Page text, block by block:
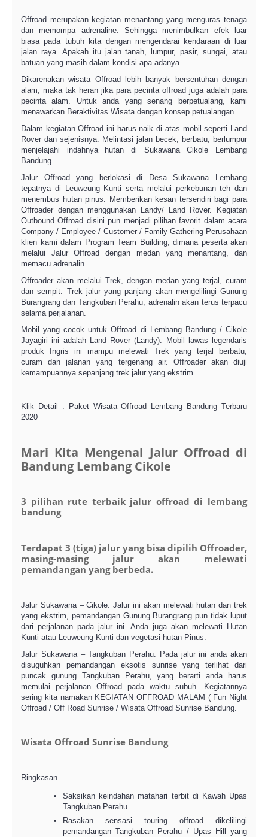
Offroad merupakan kegiatan menantang yang menguras tenaga
dan memompa adrenaline. Sehingga menimbulkan efek luar
biasa pada tubuh kita dengan mengendarai kendaraan di luar
jalan raya. Apakah itu jalan tanah, lumpur, pasir, sungai, atau
batuan yang masih dalam kondisi apa adanya.
Dikarenakan wisata Offroad lebih banyak bersentuhan dengan
alam, maka tak heran jika para pecinta offroad juga adalah para
pecinta alam. Untuk anda yang senang berpetualang, kami
menawarkan Beraktivitas Wisata dengan konsep petualangan.
Dalam kegiatan Offroad ini harus naik di atas mobil seperti Land
Rover dan sejenisnya. Melintasi jalan becek, berbatu, berlumpur
menjelajahi indahnya hutan di Sukawana Cikole Lembang
Bandung.
Jalur Offroad yang berlokasi di Desa Sukawana Lembang
tepatnya di Leuweung Kunti serta melalui perkebunan teh dan
menembus hutan pinus. Memberikan kesan tersendiri bagi para
Offroader dengan menggunakan Landy/ Land Rover. Kegiatan
Outbound Offroad disini pun menjadi pilihan favorit dalam acara
Company / Employee / Customer / Family Gathering Perusahaan
klien kami dalam Program Team Building, dimana peserta akan
melalui Jalur Offroad dengan medan yang menantang, dan
memacu adrenalin.
Offroader akan melalui Trek, dengan medan yang terjal, curam
dan sempit. Trek jalur yang panjang akan mengelilingi Gunung
Burangrang dan Tangkuban Perahu, adrenalin akan terus terpacu
selama perjalanan.
Mobil yang cocok untuk Offroad di Lembang Bandung / Cikole
Jayagiri ini adalah Land Rover (Landy). Mobil lawas legendaris
produk Ingris ini mampu melewati Trek yang terjal berbatu,
curam dan jalanan yang tergenang air. Offroader akan diuji
kemampuannya sepanjang trek jalur yang ekstrim.
Klik Detail : Paket Wisata Offroad Lembang Bandung Terbaru
2020
Mari Kita Mengenal Jalur Offroad di
Bandung Lembang Cikole
3 pilihan rute terbaik jalur offroad di lembang
bandung
Terdapat 3 (tiga) jalur yang bisa dipilih Offroader,
masing-masing jalur akan melewati
pemandangan yang berbeda.
Jalur Sukawana – Cikole. Jalur ini akan melewati hutan dan trek
yang ekstrim, pemandangan Gunung Burangrang pun tidak luput
dari perjalanan pada jalur ini. Anda juga akan melewati Hutan
Kunti atau Leuweung Kunti dan vegetasi hutan Pinus.
Jalur Sukawana – Tangkuban Perahu. Pada jalur ini anda akan
disuguhkan pemandangan eksotis sunrise yang terlihat dari
puncak gunung Tangkuban Perahu, yang berarti anda harus
memulai perjalanan Offroad pada waktu subuh. Kegiatannya
sering kita namakan KEGIATAN OFFROAD MALAM ( Fun Night
Offroad / Off Road Sunrise / Wisata Offroad Sunrise Bandung.
Wisata Offroad Sunrise Bandung
Ringkasan
Saksikan keindahan matahari terbit di Kawah Upas
Tangkuban Perahu
Rasakan sensasi touring offroad dikelilingi
pemandangan Tangkuban Perahu / Upas Hill yang